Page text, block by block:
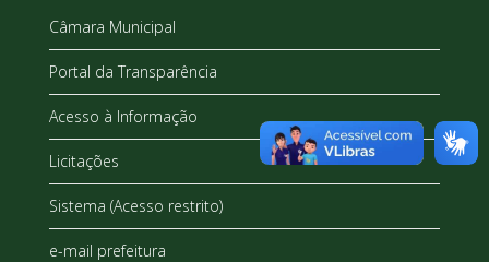
Câmara Municipal
Portal da Transparência
Acesso à Informação
Licitações
Sistema (Acesso restrito)
e-mail prefeitura